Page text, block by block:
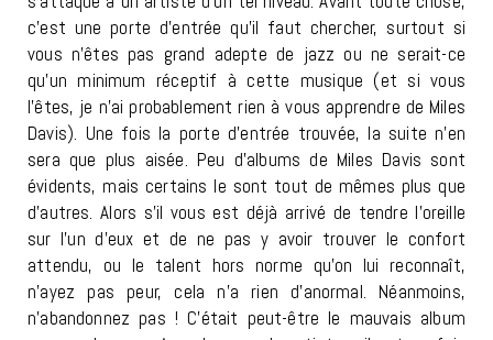
c’est une porte d’entrée qu’il faut chercher, surtout si
vous n’êtes pas grand adepte de jazz ou ne serait-ce
qu’un minimum réceptif à cette musique (et si vous
l’êtes, je n’ai probablement rien à vous apprendre de Miles
Davis). Une fois la porte d’entrée trouvée, la suite n’en
sera que plus aisée. Peu d’albums de Miles Davis sont
évidents, mais certains le sont tout de mêmes plus que
d’autres. Alors s’il vous est déjà arrivé de tendre l’oreille
sur l’un d’eux et de ne pas y avoir trouver le confort
attendu, ou le talent hors norme qu’on lui reconnaît,
n’ayez pas peur, cela n’a rien d’anormal. Néanmoins,
n’abandonnez pas ! C’était peut-être le mauvais album